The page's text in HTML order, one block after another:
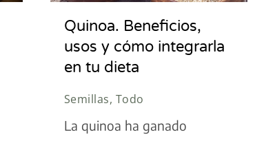
Quinoa. Beneficios,
usos y cómo integrarla
en tu dieta
Semillas, Todo
La quinoa ha ganado